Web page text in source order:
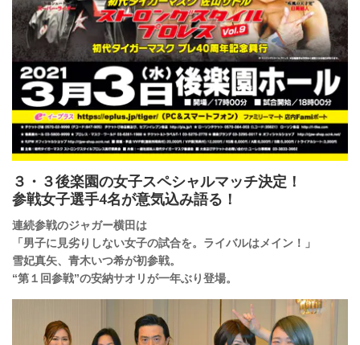
３・３後楽園の女子スペシャルマッチ決定！
参戦女子選手4名が意気込み語る！
連続参戦のジャガー横田は
「男子に見劣りしない女子の試合を。ライバルはメイン！」
雪妃真矢、青木いつ希が初参戦。
“第１回参戦”の安納サオリが一年ぶり登場。